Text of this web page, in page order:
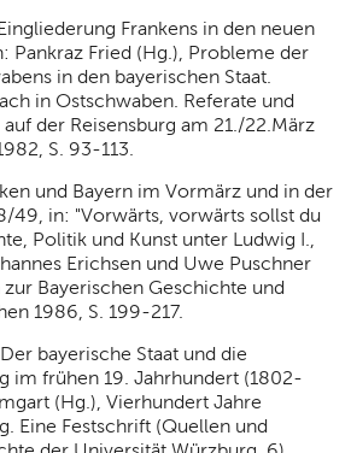
Frankens in den neuen
Pankraz Fried (Hg.), Probleme der
in den bayerischen Staat.
in Ostschwaben. Referate und
der Reisensburg am 21./22.März
S. 93-113.
und Bayern im Vormärz und in der
49, in: "Vorwärts, vorwärts sollst du
Politik und Kunst unter Ludwig I.,
Erichsen und Uwe Puschner
Bayerischen Geschichte und
1986, S. 199-217.
bayerische Staat und die
im frühen 19. Jahrhundert (1802-
(Hg.), Vierhundert Jahre
Eine Festschrift (Quellen und